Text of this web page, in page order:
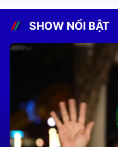
SHOW NỔI BẬT